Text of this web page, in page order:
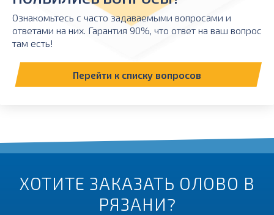
ХОТИТЕ ЗАКАЗАТЬ ОЛОВО В
РЯЗАНИ?
Ознакомьтесь с часто задаваемыми вопросами и
ответами на них. Гарантия 90%, что ответ на ваш вопрос
там есть!
Перейти к списку вопросов